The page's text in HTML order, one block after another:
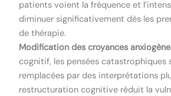
patients voient la fréquence et
diminuer significativement dès les
de thérapie.
Modification des croyances
cognitif, les pensées catastrophiques
remplacées par des interprétations
restructuration cognitive réduit la